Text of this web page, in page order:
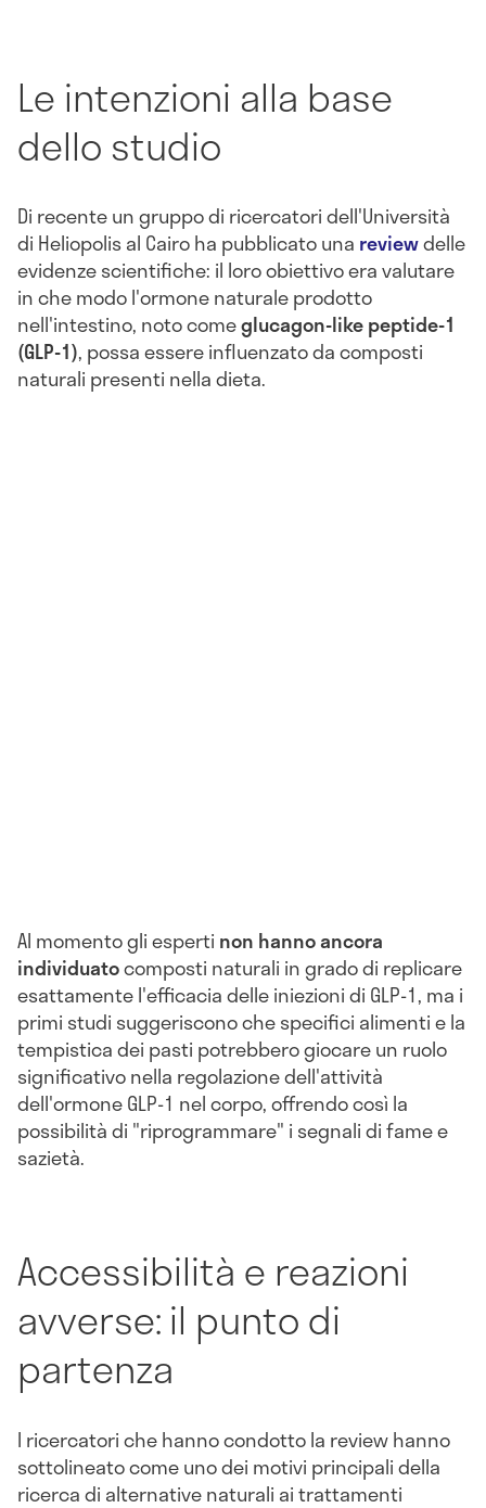
Le intenzioni alla base
dello studio
Di recente un gruppo di ricercatori dell'Università
di Heliopolis al Cairo ha pubblicato una reviewdelle
evidenze scientifiche: il loro obiettivo era valutare
in che modo l'ormone naturale prodotto
nell'intestino, noto comeglucagon-like peptide-1
(GLP-1), possa essere influenzato da composti
naturali presenti nella dieta.
Al momento gli esperti non hanno ancora
individuatocomposti naturali in grado di replicare
esattamente l'efficacia delle iniezioni di GLP-1, ma i
primi studi suggeriscono che specifici alimenti e la
tempistica dei pasti potrebbero giocare un ruolo
significativo nella regolazione dell'attività
dell'ormone GLP-1 nel corpo, offrendo così la
possibilità di "riprogrammare" i segnali di fame e
sazietà.
Accessibilità e reazioni
avverse: il punto di
partenza
I ricercatori che hanno condotto la review hanno
sottolineato come uno dei motivi principali della
ricerca di alternative naturali ai trattamenti